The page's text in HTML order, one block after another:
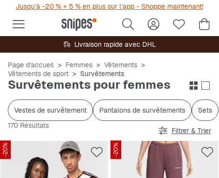
Jusqu’à -20 % + 5 % en plus sur l’app - Shoppe maintenant!
Livraison rapide avec DHL
Page d'accueil Femmes
Vêtements
Vêtements de sport
Survêtements
Survêtements pour femmes
Vestes de survêtement Pantalons de survêtements
Sets
170 Résultats
Filtrer & Trier
-20% -20%